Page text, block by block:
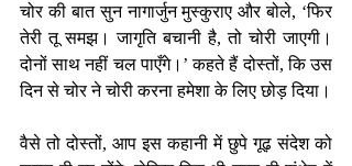
चोर की बात सुन नागार्जुन मुस्कुराए और बोले, ‘फिर
तेरी तू समझ। जागृति बचानी है, तो चोरी जाएगी।
दोनों साथ नहीं चल पाएँगे।’ कहते हैं दोस्तों, कि उस
दिन से चोर ने चोरी करना हमेशा के लिए छोड़ दिया।
वैसे तो दोस्तों, आप इस कहानी में छुपे गूढ़ संदेश को